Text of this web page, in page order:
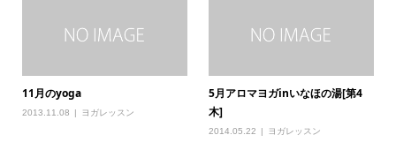
11月のyoga
2013.11.08 ヨガレッスン
5月アロマヨガinいなほの湯[第4
木]
2014.05.22 ヨガレッスン